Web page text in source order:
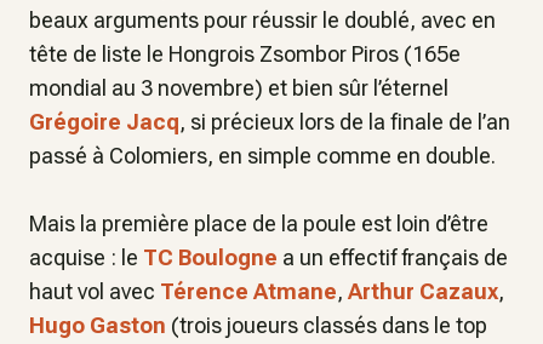
beaux arguments pour réussir le doublé, avec en
tête de liste le Hongrois Zsombor Piros (165e
mondial au 3 novembre) et bien sûr l’éternel
Grégoire Jacq, si précieux lors de la finale de l’an
passé à Colomiers, en simple comme en double.
Mais la première place de la poule est loin d’être
acquise : le TC Boulogne a un effectif français de
haut vol avec Térence Atmane, Arthur Cazaux,
Hugo Gaston (trois joueurs classés dans le top